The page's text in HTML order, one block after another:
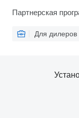
Партнерская
Для дилеров